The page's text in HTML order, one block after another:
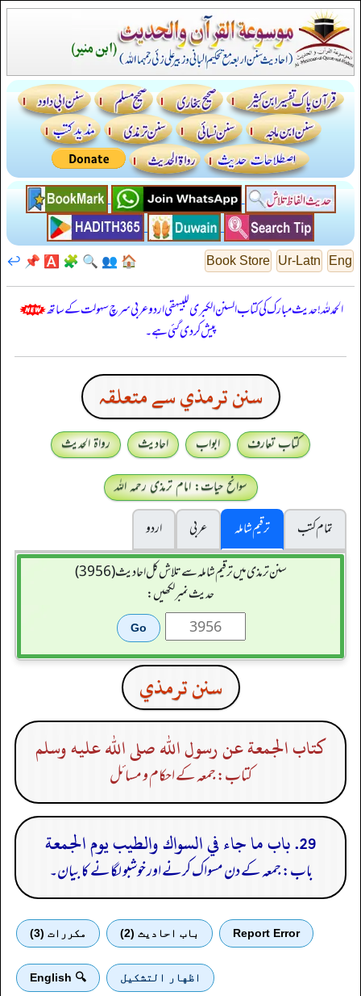
Eng
Ur-Latn
Book Store
🏠
👥
🔍
🧩
🅰️
📌
↩️
الحمدللہ! حدیث مبارک کی کتاب السنن الكبرى للبيهقي اردو عربی سرچ سہولت کے ساتھ
پیش کر دی گئی ہے۔
سنن ترمذي سے متعلقہ
کتاب تعارف ابواب احادیث
رواۃ الحدیث
سوانح حیات: امام ترمذی رحمہ اللہ
تمام کتب
ترقیم شاملہ عربی
اردو
سنن ترمذی میں ترقیم شاملہ سے تلاش کل احادیث (3956)
حدیث نمبر لکھیں:
سنن ترمذي
كتاب الجمعة عن رسول الله صلى الله عليه وسلم
کتاب: جمعہ کے احکام و مسائل
29. باب ما جاء في السواك والطيب يوم الجمعة
باب: جمعہ کے دن مسواک کرنے اور خوشبو لگانے کا بیان۔
Report Error باب احادیث (2) مكررات (3)
اظهار التشكيل 🔍 English